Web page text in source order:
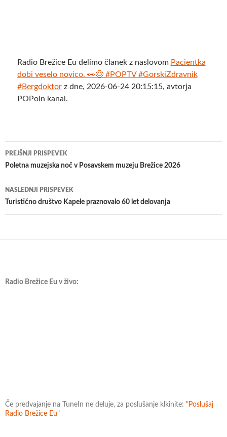
Radio Brežice Eu delimo članek z naslovom Pacientka
dobi veselo novico. 👀😊 #POPTV #GorskiZdravnik
#Bergdoktorz dne, 2026-06-24 20:15:15, avtorja
POPoln kanal.
Krmarjenje
po
prispevkih
PREJŠNJI PRISPEVEK
Poletna muzejska noč v Posavskem muzeju Brežice 2026
NASLEDNJI PRISPEVEK
Turistično društvo Kapele praznovalo 60 let delovanja
Radio Brežice Eu v živo:
Če predvajanje na TuneIn ne deluje, za poslušanje klkinite: "Poslušaj
Radio Brežice Eu"